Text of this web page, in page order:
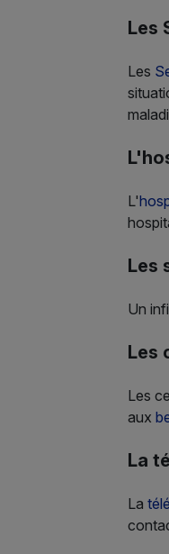
Les
Les
L'
Les
Un
Les
Les
aux
La
La